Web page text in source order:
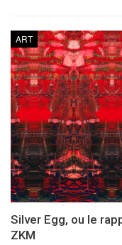
ART
Silver Egg, ou le
ZKM